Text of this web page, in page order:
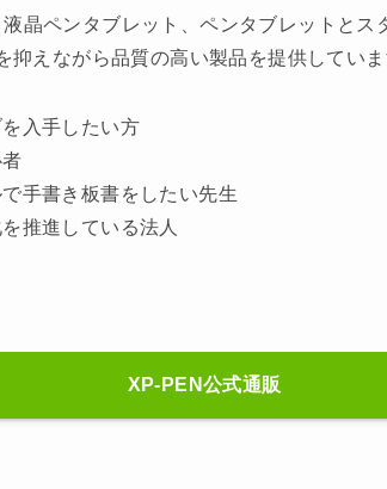
晶ペンタブレット、ペンタブレットとス
えながら品質の高い製品を提供していま
入手したい方
手書き板書をしたい先生
推進している法人
XP-PEN公式通販